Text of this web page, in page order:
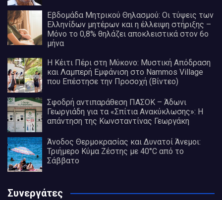
Εβδομάδα Μητρικού Θηλασμού: Οι τύψεις των
Ελληνίδων μητέρων και η έλλειψη στήριξης –
Μόνο το 0,8% θηλάζει αποκλειστικά στον 6ο
μήνα
Η Κέιτι Πέρι στη Μύκονο: Μυστική Απόδραση
και Λαμπερή Εμφάνιση στο Nammos Village
που Επέστησε την Προσοχή (Βίντεο)
Σφοδρή αντιπαράθεση ΠΑΣΟΚ – Άδωνι
Γεωργιάδη για τα «Σπίτια Ανακύκλωσης»: Η
απάντηση της Κωνσταντίνας Γεωργάκη
Άνοδος Θερμοκρασίας και Δυνατοί Άνεμοι:
Τριήμερο Κύμα Ζέστης με 40°C από το
Σάββατο
Συνεργάτες